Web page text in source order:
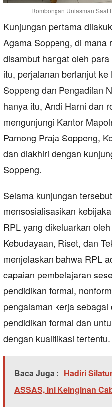
Rombongan Uniasman Saat
Kunjungan pertama
Agama Soppeng, di mana
disambut hangat oleh
itu, perjalanan berlanjut
Soppeng dan Pengadilan
hanya itu, Andi Harni dan
mengunjungi Kantor
Pamong Praja Soppeng,
dan diakhiri dengan
Soppeng.
Selama kunjungan
mensosialisasikan
RPL yang dikeluarkan
Kebudayaan, Riset, dan
menjelaskan bahwa RPL
capaian pembelajaran
pendidikan formal,
pengalaman kerja
pendidikan formal dan
dengan kualifikasi tertentu.
Baca Juga : Hadiri
ASSAS, Ini Keinginan